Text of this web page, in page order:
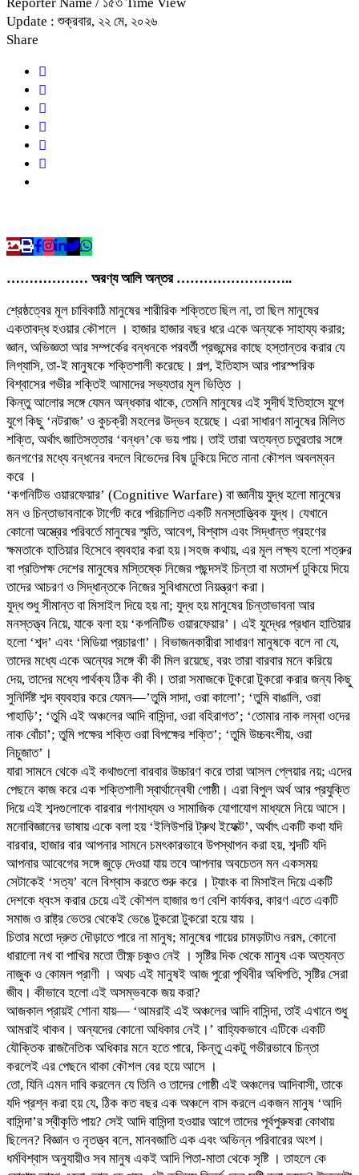
Update : শুক্রবার, ২২ মে, ২০২৬
Share
……………… অরণ্য আলি অন্তর ……………………..
শ্রেষ্ঠত্বের মূল চাবিকাঠি মানুষের শারীরিক শক্তিতে ছিল না, তা ছিল মানুষের
একতাবদ্ধ হওয়ার কৌশলে । হাজার হাজার বছর ধরে একে অন্যকে সাহায্য করার;
জ্ঞান, অভিজ্ঞতা আর সম্পর্কের বন্ধনকে পরবর্তী প্রজন্মের কাছে হস্তান্তর করার যে
লিগ্যাসি, তা-ই মানুষকে শক্তিশালী করেছে। গল্প, ইতিহাস আর পারস্পরিক
বিশ্বাসের গভীর শক্তিই আমাদের সভ্যতার মূল ভিত্তি ।
কিন্তু আলোর সঙ্গে যেমন অন্ধকার থাকে, তেমনি মানুষের এই সুদীর্ঘ ইতিহাসে যুগে
যুগে কিছু ‘নটরাজ’ ও কুচক্রী মহলের উদ্ভব হয়েছে। এরা সাধারণ মানুষের মিলিত
শক্তি, অর্থাৎ জাতিসত্তার ‘বন্ধন’কে ভয় পায়। তাই তারা অত্যন্ত চতুরতার সঙ্গে
জনগণের মধ্যে বন্ধনের বদলে বিভেদের বিষ ঢুকিয়ে দিতে নানা কৌশল অবলম্বন
করে ।
‘কগনিটিভ ওয়ারফেয়ার’ (Cognitive Warfare) বা জ্ঞানীয় যুদ্ধ হলো মানুষের
মন ও চিন্তাভাবনাকে টার্গেট করে পরিচালিত একটি মনস্তাত্ত্বিক যুদ্ধ। যেখানে
কোনো অস্ত্রের পরিবর্তে মানুষের স্মৃতি, আবেগ, বিশ্বাস এবং সিদ্ধান্ত গ্রহণের
ক্ষমতাকে হাতিয়ার হিসেবে ব্যবহার করা হয়।সহজ কথায়, এর মূল লক্ষ্য হলো শত্রুর
বা প্রতিপক্ষ দেশের মানুষের মস্তিষ্কে নিজের পছন্দসই চিন্তা বা মতাদর্শ ঢুকিয়ে দিয়ে
তাদের আচরণ ও সিদ্ধান্তকে নিজের সুবিধামতো নিয়ন্ত্রণ করা।
যুদ্ধ শুধু সীমান্ত বা মিসাইল দিয়ে হয় না; যুদ্ধ হয় মানুষের চিন্তাভাবনা আর
মনস্তত্ত্ব নিয়ে, যাকে বলা হয় ‘কগনিটিভ ওয়ারফেয়ার’। এই যুদ্ধের প্রধান হাতিয়ার
হলো ‘শব্দ’ এবং ‘মিডিয়া প্রচারণা’। বিভাজনকারীরা সাধারণ মানুষকে বলে না যে,
তাদের মধ্যে একে অন্যের সঙ্গে কী কী মিল রয়েছে, বরং তারা বারবার মনে করিয়ে
দেয়, তাদের মধ্যে পার্থক্য ঠিক কী কী। তারা সমাজকে টুকরো টুকরো করার জন্য কিছু
সুনির্দিষ্ট শব্দ ব্যবহার করে যেমন—’তুমি সাদা, ওরা কালো’; ‘তুমি বাঙালি, ওরা
পাহাড়ি’; ‘তুমি এই অঞ্চলের আদি বাসিন্দা, ওরা বহিরাগত’; ‘তোমার নাক লম্বা ওদের
নাক বোঁচা’; তুমি পক্ষের শক্তি ওরা বিপক্ষের শক্তি’; ‘তুমি উচ্চবংশীয়, ওরা
নিচুজাত’।
যারা সামনে থেকে এই কথাগুলো বারবার উচ্চারণ করে তারা আসল প্লেয়ার নয়; এদের
পেছনে কাজ করে এক শক্তিশালী স্বার্থান্বেষী গোষ্ঠী। এরা বিপুল অর্থ আর প্রযুক্তি
দিয়ে এই শব্দগুলোকে বারবার গণমাধ্যম ও সামাজিক যোগাযোগ মাধ্যমে নিয়ে আসে।
মনোবিজ্ঞানের ভাষায় একে বলা হয় ‘ইলিউশরি ট্রুথ ইফেক্ট’, অর্থাৎ একটি কথা যদি
বারবার, হাজার বার আপনার সামনে চমৎকারভাবে উপস্থাপন করা হয়, শব্দটি যদি
আপনার আবেগের সঙ্গে জুড়ে দেওয়া যায় তবে আপনার অবচেতন মন একসময়
সেটাকেই ‘সত্য’ বলে বিশ্বাস করতে শুরু করে । ট্যাংক বা মিসাইল দিয়ে একটি
দেশকে ধ্বংস করার চেয়ে এই কৌশল হাজার গুণ বেশি কার্যকর, কারণ এতে একটি
সমাজ ও রাষ্ট্র ভেতর থেকেই ভেঙে টুকরো টুকরো হয়ে যায় ।
চিতার মতো দ্রুত দৌড়াতে পারে না মানুষ; মানুষের গায়ের চামড়াটাও নরম, কোনো
ধারালো নখ বা পাখির মতো তীক্ষ্ণ চঞ্চুও নেই । সৃষ্টির দিক থেকে মানুষ এক অত্যন্ত
নাজুক ও কোমল প্রাণী । অথচ এই মানুষই আজ পুরো পৃথিবীর অধিপতি, সৃষ্টির সেরা
জীব। কীভাবে হলো এই অসম্ভবকে জয় করা?
আজকাল প্রায়ই শোনা যায়— ‘আমরাই এই অঞ্চলের আদি বাসিন্দা, তাই এখানে শুধু
আমরাই থাকব। অন্যদের কোনো অধিকার নেই।’ বাহ্যিকভাবে এটিকে একটি
যৌক্তিক রাজনৈতিক অধিকার মনে হতে পারে, কিন্তু একটু গভীরভাবে চিন্তা
করলেই এর পেছনে থাকা কৌশল বের হয়ে আসে ।
তো, যিনি এমন দাবি করলেন যে তিনি ও তাদের গোষ্ঠী এই অঞ্চলের আদিবাসী, তাকে
যদি প্রশ্ন করা হয় যে, ঠিক কত বছর এক অঞ্চলে বাস করলে একজন মানুষ ‘আদি
বাসিন্দা’র স্বীকৃতি পায়? সেই আদি বাসিন্দা হওয়ার আগে তাদের পূর্বপুরুষরা কোথায়
ছিলেন? বিজ্ঞান ও নৃতত্ত্ব বলে, মানবজাতি এক এবং অভিন্ন পরিবারের অংশ।
ধর্মবিশ্বাস অনুযায়ীও সব মানুষ একই আদি পিতা-মাতা থেকে সৃষ্টি । তাহলে কে